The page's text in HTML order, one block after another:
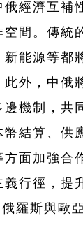
經濟互補
間。傳統
能源等都
外，中俄
邊機制，共
結算、供
面加強合
行徑，提
羅斯與歐